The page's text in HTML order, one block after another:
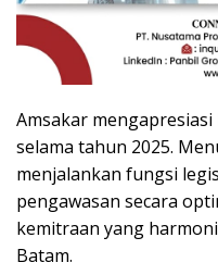
Amsakar
selama tahun 2025.
menjalankan fungsi
pengawasan secara
kemitraan yang
Batam.